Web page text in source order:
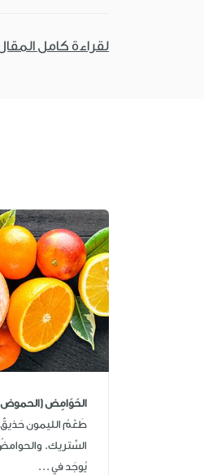
لقراءة كامل
الحَوَامِض
طَعْمُ الليمون
السِّتريك.
يُوجَد في ...